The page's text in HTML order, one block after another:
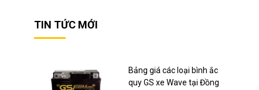
TIN TỨC MỚI
Bảng giá các loại bình ắc
quy GS xe Wave tại Đồng